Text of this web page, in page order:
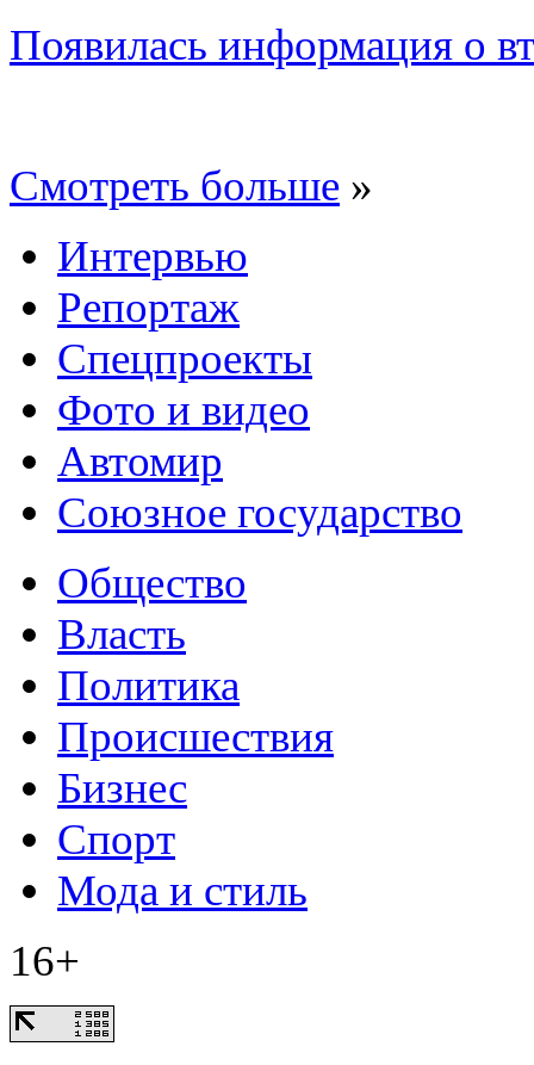
Появилась информация о
Смотреть больше »
Интервью
Репортаж
Спецпроекты
Фото и видео
Автомир
Союзное государство
Общество
Власть
Политика
Происшествия
Бизнес
Спорт
Мода и стиль
16+